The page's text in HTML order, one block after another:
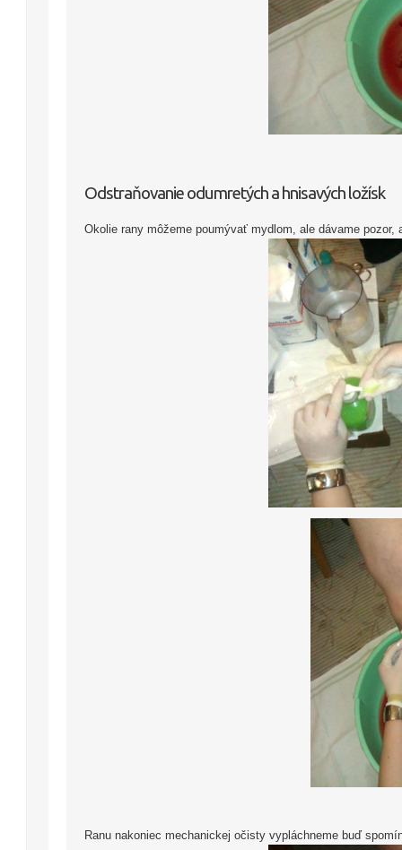
Odstraňovanie odumretých a hnisavých ložísk
Okolie rany môžeme poumývať mydlom, ale dávame pozor,
Ranu nakoniec mechanickej očisty vypláchneme buď